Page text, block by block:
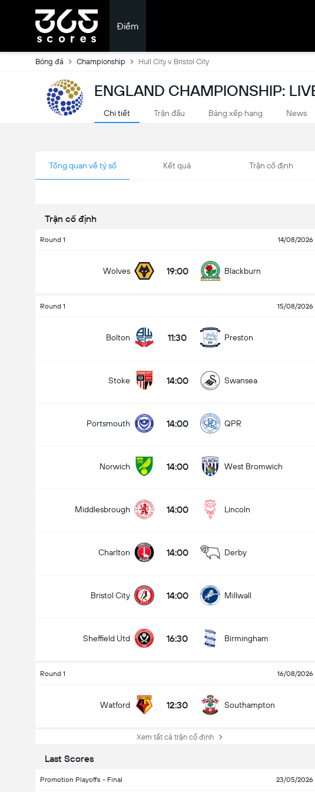
Điểm
Bóng đá Championship Hull City v Bristol City
ENGLAND CHAMPIONSHIP:
Chi tiết Trận đấu Bảng xếp hạng News
Tổng quan về tỷ số Kết quả Trận cố định
Trận cố định
Round 1 14/08/2026
Wolves 19:00 Blackburn
Round 1 15/08/2026
Bolton 11:30 Preston
Stoke 14:00 Swansea
Portsmouth 14:00 QPR
Norwich 14:00 West Bromwich
Middlesbrough 14:00 Lincoln
Charlton 14:00 Derby
Bristol City 14:00 Millwall
Sheffield Utd 16:30 Birmingham
Round 1 16/08/2026
Watford 12:30 Southampton
Xem tất cả trận cố định
Last Scores
Promotion Playoffs - Final 23/05/2026